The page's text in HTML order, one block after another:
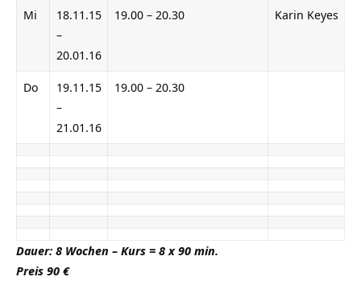
Mi
18.11.15
–
20.01.16
19.00 – 20.30 Karin Keyes
Do
19.11.15
–
21.01.16
19.00 – 20.30
Dauer: 8 Wochen – Kurs = 8 x 90 min.
Preis 90 €